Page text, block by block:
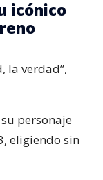
icónico
la verdad”,
personaje
eligiendo sin